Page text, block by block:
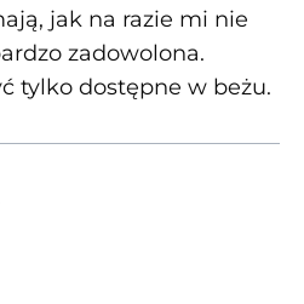
jak na razie mi nie
zadowolona.
tylko dostępne w beżu.
5 gwiazdek